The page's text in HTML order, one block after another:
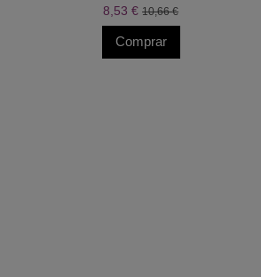
8,53 €10,66 €
Comprar